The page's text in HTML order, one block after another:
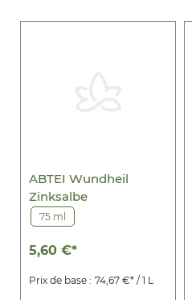
ABTEI Wundheil
Zinksalbe
75 ml
5,60 €*
Prix de base : 74,67 €* / 1 L